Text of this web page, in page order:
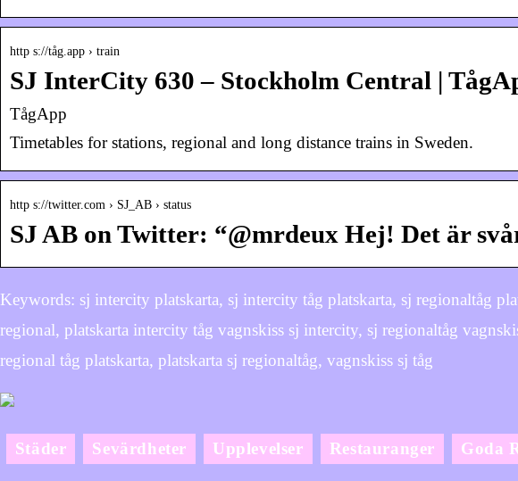
http s://tåg.app › train
SJ InterCity 630 – Stockholm Central |
TågApp
Timetables for stations, regional and long distance trains in Sweden.
http s://twitter.com › SJ_AB › status
SJ AB on Twitter: “@mrdeux Hej! Det är
Keywords: sj intercity platskarta, sj intercity tåg platskarta, sj regionaltåg
regional, platskarta intercity tåg vagnskiss sj intercity, sj regionaltåg
regional tåg platskarta, platskarta sj regionaltåg, vagnskiss sj tåg
Städer Sevärdheter Upplevelser Restauranger Goda